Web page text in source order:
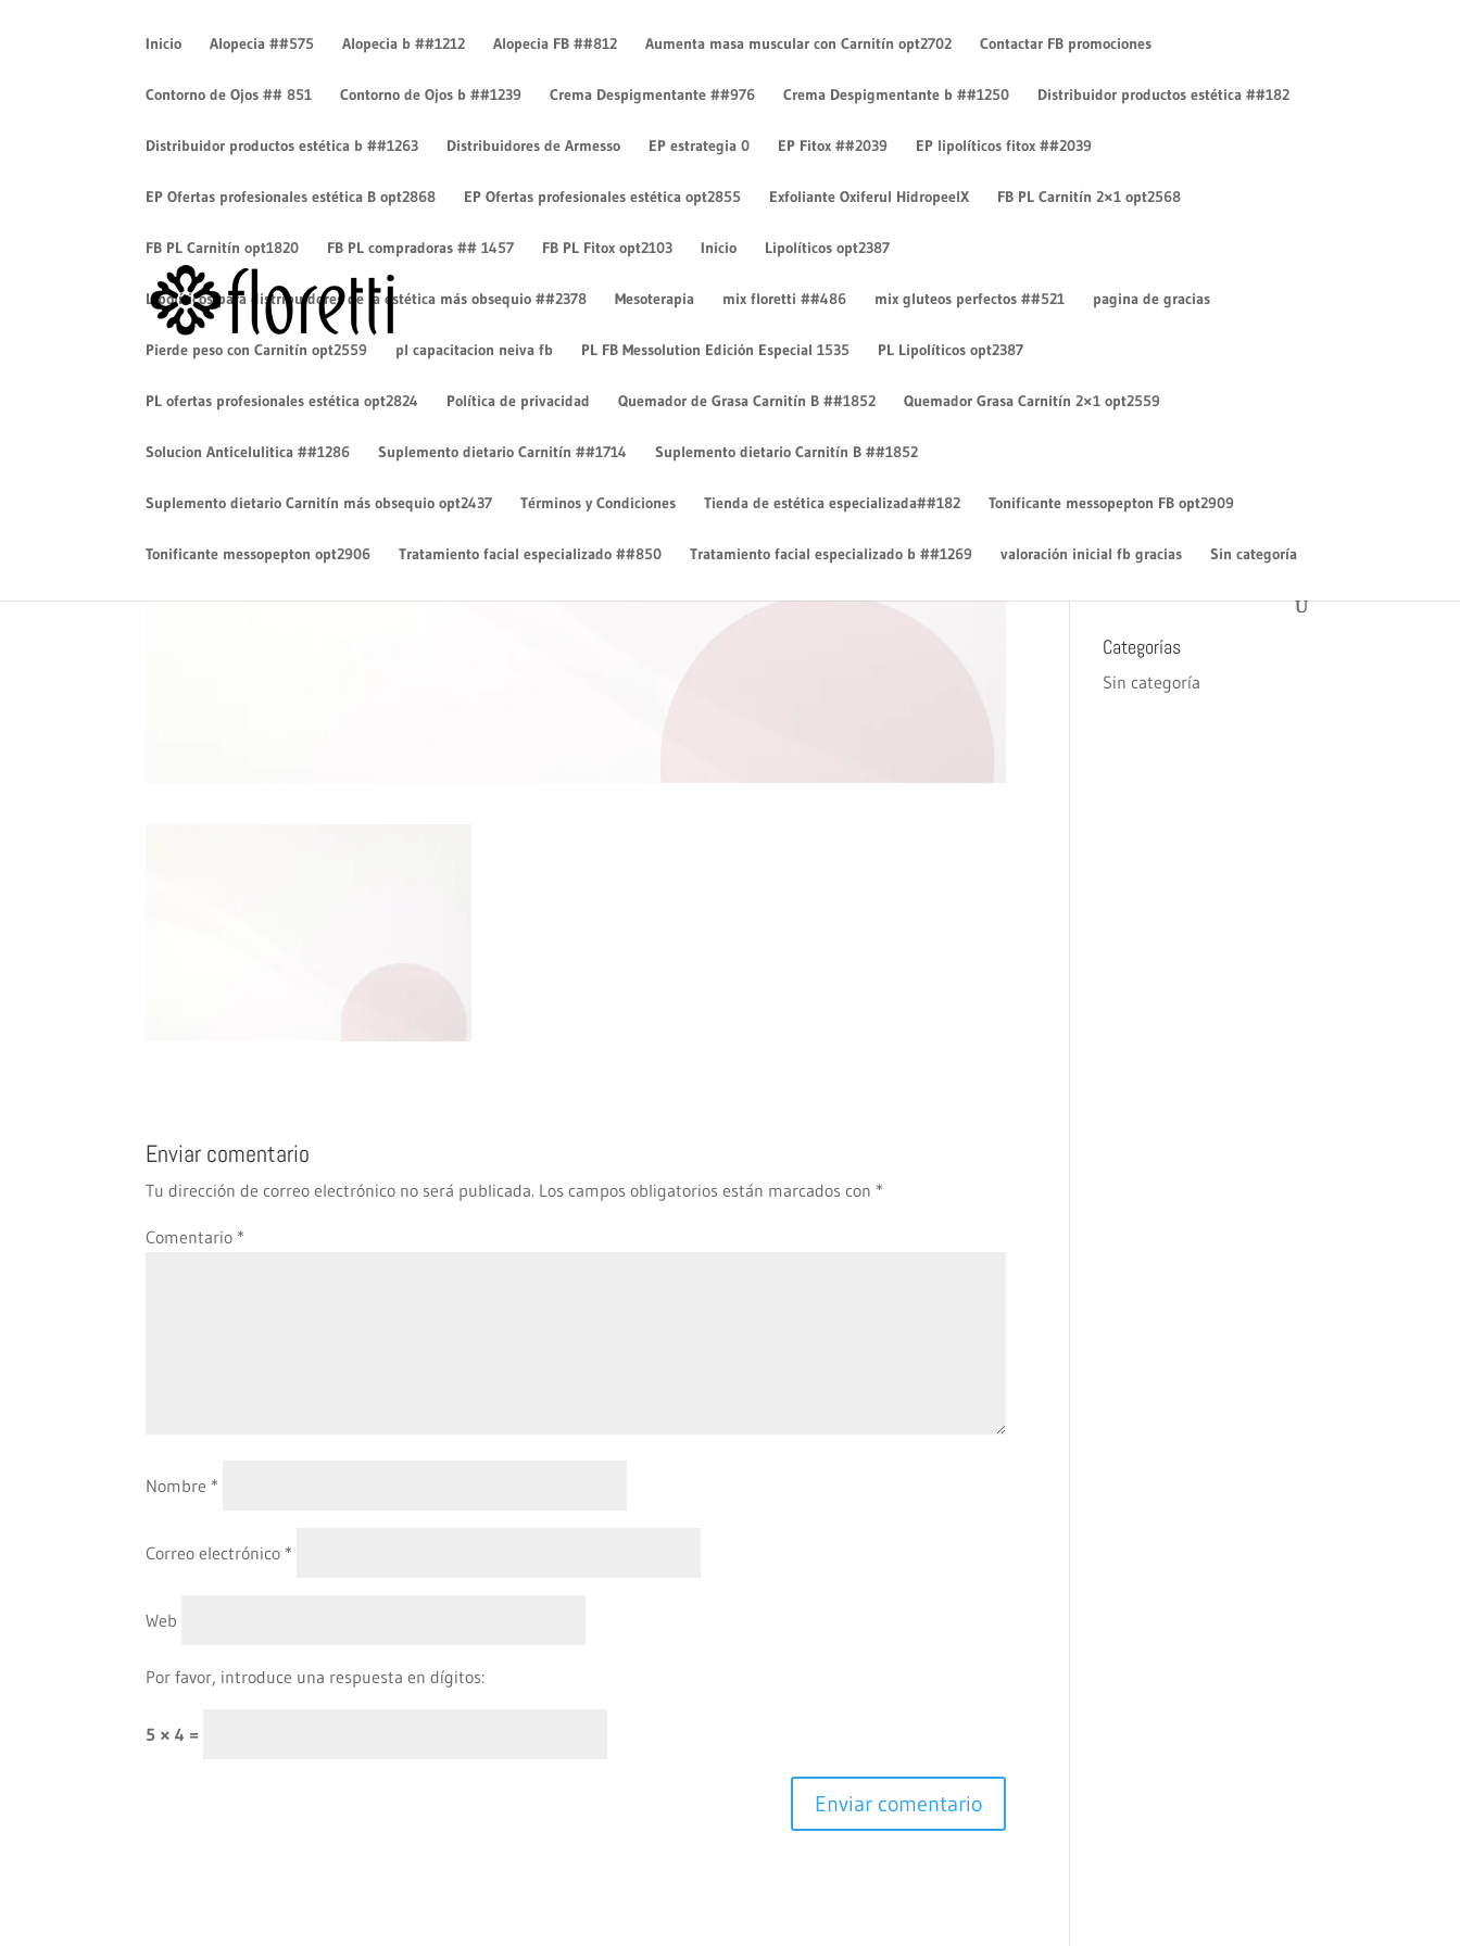
Inicio Alopecia ##575 Alopecia b ##1212 Alopecia FB ##812 Aumenta masa muscular con Carnitín opt2702 Contactar FB promociones
Contorno de Ojos ## 851 Contorno de Ojos b ##1239 Crema Despigmentante ##976 Crema Despigmentante b ##1250 Distribuidor productos estética ##182
Distribuidor productos estética b ##1263 Distribuidores de Armesso EP estrategia 0 EP Fitox ##2039 EP lipolíticos fitox ##2039
EP Ofertas profesionales estética B opt2868 EP Ofertas profesionales estética opt2855 Exfoliante Oxiferul HidropeelX FB PL Carnitín 2×1 opt2568
FB PL Carnitín opt1820 FB PL compradoras ## 1457 FB PL Fitox opt2103 Inicio Lipolíticos opt2387
Lipolíticos para distribuidores de la estética más obsequio ##2378 Mesoterapia mix floretti ##486 mix gluteos perfectos ##521 pagina de gracias
Pierde peso con Carnitín opt2559 pl capacitacion neiva fb PL FB Messolution Edición Especial 1535 PL Lipolíticos opt2387
PL ofertas profesionales estética opt2824 Política de privacidad Quemador de Grasa Carnitín B ##1852 Quemador Grasa Carnitín 2×1 opt2559
Solucion Anticelulitica ##1286 Suplemento dietario Carnitín ##1714 Suplemento dietario Carnitín B ##1852
Suplemento dietario Carnitín más obsequio opt2437 Términos y Condiciones Tienda de estética especializada##182 Tonificante messopepton FB opt2909
Tonificante messopepton opt2906 Tratamiento facial especializado ##850 Tratamiento facial especializado b ##1269 valoración inicial fb gracias Sin categoría
recurso floretti horizontal 2
porSteven Forero|Jul 15, 2025| 0 Comentarios
Enviar comentario
Tu dirección de correo electrónico no será publicada. Los campos obligatorios están marcados con *
Comentario *
Nombre *
Correo electrónico *
Web
Por favor, introduce una respuesta en dígitos:
5 × 4 =
¡Hola mundo!
Un comentarista de
WordPressen¡Hola mundo!
Archivos
Categorías
Sin categoría